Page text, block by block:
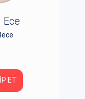
Ece
ET